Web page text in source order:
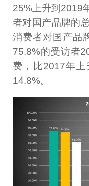
25%上升到2019
者对国产品牌的
消费者对国产品
75.8%的受访者
费，比2017年
14.8%。